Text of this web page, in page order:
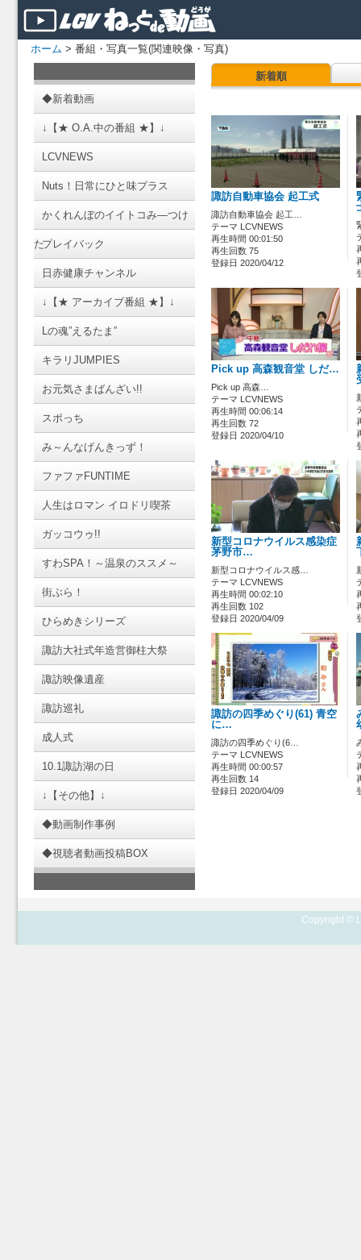
ホーム > 番組・写真一覧(関連映像・写真)
◆新着動画
↓【★ O.A.中の番組 ★】↓
LCVNEWS
Nuts！日常にひと味プラス
かくれんぼのイイトコみ―つけ
たプレイバック
日赤健康チャンネル
↓【★ アーカイブ番組 ★】↓
Lの魂”えるたま”
キラリJUMPIES
お元気さまばんざい!!
スポっち
み～んなげんきっず！
ファファFUNTIME
人生はロマン イロドリ喫茶
ガッコウゥ!!
すわSPA！～温泉のススメ～
街ぶら！
ひらめきシリーズ
諏訪大社式年造営御柱大祭
諏訪映像遺産
諏訪巡礼
成人式
10.1諏訪湖の日
↓【その他】↓
◆動画制作事例
◆視聴者動画投稿BOX
新着順
諏訪自動車協会 起工式
諏訪自動車協会 起工…
テーマ LCVNEWS
再生時間 00:01:50
再生回数 75
登録日 2020/04/12
Pick up 高森観音堂 しだ…
Pick up 高森…
テーマ LCVNEWS
再生時間 00:06:14
再生回数 72
登録日 2020/04/10
新型コロナウイルス感染症
茅野市…
新型コロナウイルス感…
テーマ LCVNEWS
再生時間 00:02:10
再生回数 102
登録日 2020/04/09
諏訪の四季めぐり(61) 青空
に…
諏訪の四季めぐり(6…
テーマ LCVNEWS
再生時間 00:00:57
再生回数 14
登録日 2020/04/09
Copyright ©